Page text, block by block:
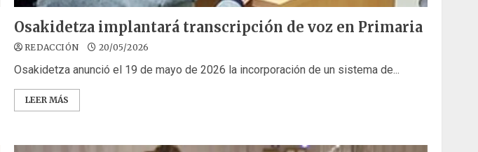
Osakidetza implantará transcripción de voz en Primaria
REDACCIÓN 20/05/2026
Osakidetza anunció el 19 de mayo de 2026 la incorporación de un sistema de...
LEER MÁS